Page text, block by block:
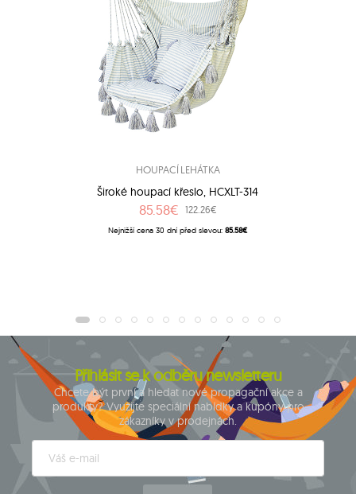
HOUPACÍ LEHÁTKA
Široké houpací křeslo, HCXLT-314
85.58€ 122.26€
Nejnižší cena 30 dní před slevou:85.58€
Přihlásit se k odběru newsletteru
Chcete být první a hledat nové propagační akce a
produkty? Využijte speciální nabídky a kupóny pro
zákazníky v prodejnách.